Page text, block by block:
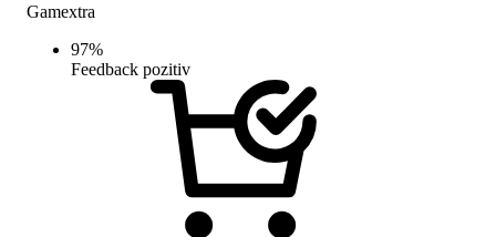
Gamextra
97%
Feedback pozitiv